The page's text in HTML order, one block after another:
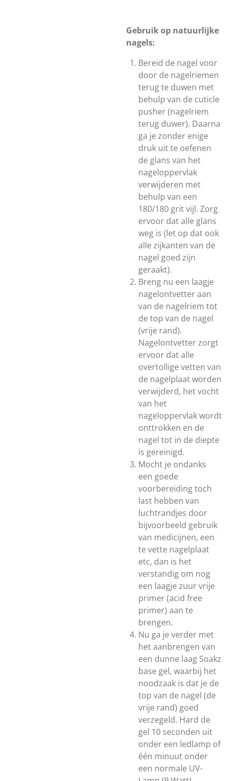
Gebruik op natuurlijke
nagels:
Bereid de nagel voor
door de nagelriemen
terug te duwen met
behulp van de cuticle
pusher (nagelriem
terug duwer). Daarna
ga je zonder enige
druk uit te oefenen
de glans van het
nageloppervlak
verwijderen met
behulp van een
180/180 grit vijl. Zorg
ervoor dat alle glans
weg is (let op dat ook
alle zijkanten van de
nagel goed zijn
geraakt).
Breng nu een laagje
nagelontvetter aan
van de nagelriem tot
de top van de nagel
(vrije rand).
Nagelontvetter zorgt
ervoor dat alle
overtollige vetten van
de nagelplaat worden
verwijderd, het vocht
van het
nageloppervlak wordt
onttrokken en de
nagel tot in de diepte
is gereinigd.
Mocht je ondanks
een goede
voorbereiding toch
last hebben van
luchtrandjes door
bijvoorbeeld gebruik
van medicijnen, een
te vette nagelplaat
etc, dan is het
verstandig om nog
een laagje zuur vrije
primer (acid free
primer) aan te
brengen.
Nu ga je verder met
het aanbrengen van
een dunne laag Soakz
base gel, waarbij het
noodzaak is dat je de
top van de nagel (de
vrije rand) goed
verzegeld. Hard de
gel 10 seconden uit
onder een ledlamp of
één minuut onder
een normale UV-